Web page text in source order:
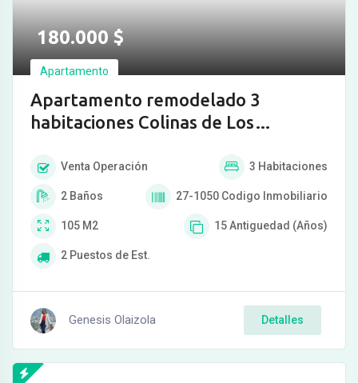
180.000$
Apartamento
Apartamento remodelado 3
habitaciones Colinas de Los
Venta Operación 3 Habitaciones
2 Baños 27-1050 Codigo Inmobiliario
105 M2 15Antiguedad (Años)
2 Puestos de Est.
Genesis Olaizola Detalles